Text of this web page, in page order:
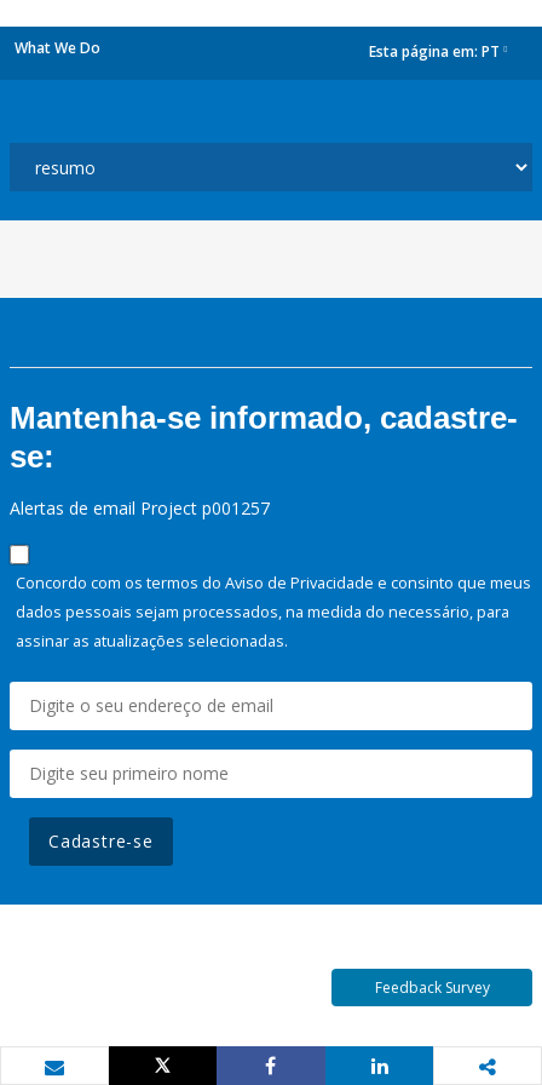
What We Do Esta página em: PT
Mantenha-se informado, cadastre-
se:
Alertas de email Project p001257
Concordo com os termos do Aviso de Privacidade e consinto que meus
dados pessoais sejam processados, na medida do necessário, para
assinar as atualizações selecionadas.
Cadastre-se
Feedback Survey